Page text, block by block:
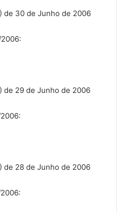
de 30 de Junho de 2006
de 29 de Junho de 2006
de 28 de Junho de 2006